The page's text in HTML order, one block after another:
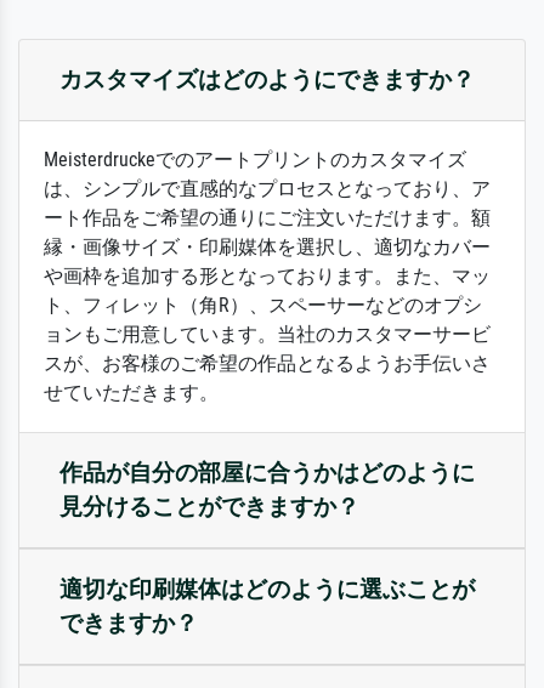
カスタマイズはどのようにできますか？
Meisterdruckeでのアートプリントのカスタマイズ
は、シンプルで直感的なプロセスとなっており、ア
ート作品をご希望の通りにご注文いただけます。額
縁・画像サイズ・印刷媒体を選択し、適切なカバー
や画枠を追加する形となっております。また、マッ
ト、フィレット（角R）、スペーサーなどのオプシ
ョンもご用意しています。当社のカスタマーサービ
スが、お客様のご希望の作品となるようお手伝いさ
せていただきます。
作品が自分の部屋に合うかはどのように
見分けることができますか？
適切な印刷媒体はどのように選ぶことが
できますか？